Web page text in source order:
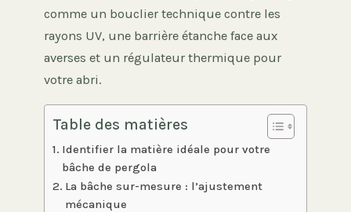
comme un bouclier technique contre les
rayons UV, une barrière étanche face aux
averses et un régulateur thermique pour
votre abri.
Table des matières
Identifier la matière idéale pour votre
bâche de pergola
La bâche sur-mesure : l’ajustement
mécanique